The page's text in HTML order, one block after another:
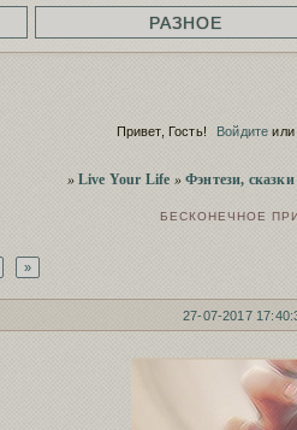
РАЗНОЕ
Привет, Гость! Войдите
» Live Your Life »Фэнтези, сказки
БЕСКОНЕЧНОЕ
»
27-07-2017